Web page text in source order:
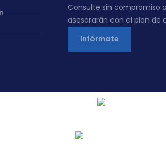
Consulte sin compromiso
asesorarán con el plan de
Infórmate